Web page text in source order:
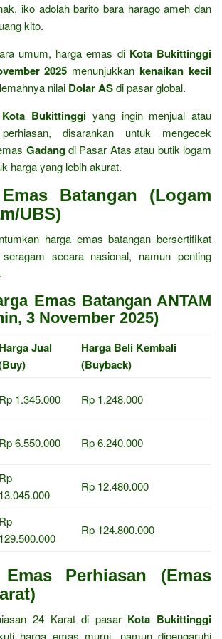
iko adolah barito bara harago ameh dan
kito.
umum, harga emas di Kota Bukittinggi
2025 menunjukkankenaikan kecil
nilai Dolar ASdi pasar global.
Kota Bukittinggi yang ingin menjual atau
disarankan untuk mengecek
Gadangdi Pasar Atas atau butik logam
harga yang lebih akurat.
Batangan (Logam
UBS)
harga emas batangan bersertifikat
secara nasional, namun penting
Emas Batangan ANTAM
3 November 2025)
Harga Jual
Harga Beli Kembali
(Buyback)
Rp 1.345.000 Rp 1.248.000
Rp 6.550.000 Rp 6.240.000
Rp
13.045.000
Rp 12.480.000
Rp
129.500.000
Rp 124.800.000
Perhiasan (Emas
24 Karat di pasar Kota Bukittinggi
harga emas murni, namun dipengaruhi